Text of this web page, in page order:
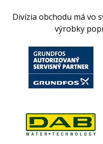
Divízia obchodu má vo
výrobky